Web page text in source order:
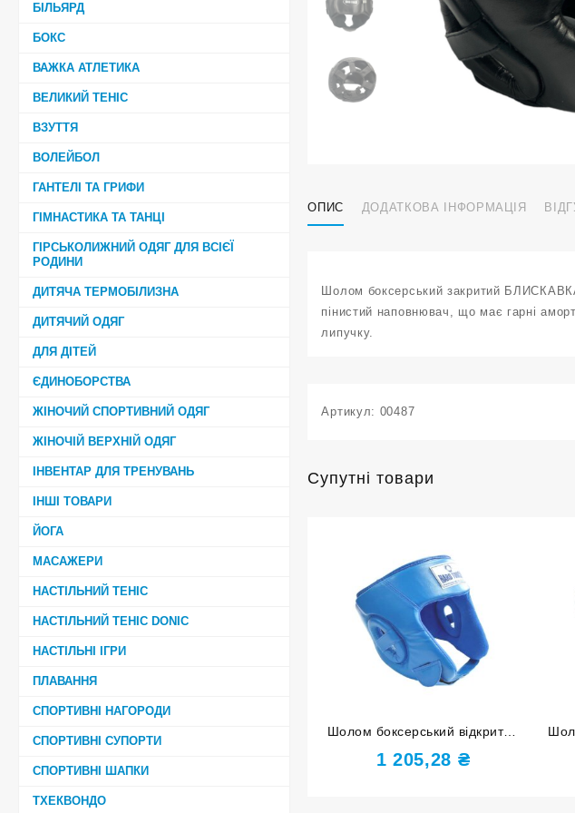
БІЛЬЯРД
БОКС
ВАЖКА АТЛЕТИКА
ВЕЛИКИЙ ТЕНІС
ВЗУТТЯ
ВОЛЕЙБОЛ
ГАНТЕЛІ ТА ГРИФИ
ГІМНАСТИКА ТА ТАНЦІ
ГІРСЬКОЛИЖНИЙ ОДЯГ ДЛЯ ВСІЄЇ
РОДИНИ
ДИТЯЧА ТЕРМОБІЛИЗНА
ДИТЯЧИЙ ОДЯГ
ДЛЯ ДІТЕЙ
ЄДИНОБОРСТВА
ЖІНОЧИЙ СПОРТИВНИЙ ОДЯГ
ЖІНОЧІЙ ВЕРХНІЙ ОДЯГ
ІНВЕНТАР ДЛЯ ТРЕНУВАНЬ
ІНШІ ТОВАРИ
ЙОГА
МАСАЖЕРИ
НАСТІЛЬНИЙ ТЕНІС
НАСТІЛЬНИЙ ТЕНІС DONIC
НАСТІЛЬНІ ІГРИ
ПЛАВАННЯ
СПОРТИВНІ НАГОРОДИ
СПОРТИВНІ СУПОРТИ
СПОРТИВНІ ШАПКИ
ТХЕКВОНДО
ОПИС ДОДАТКОВА ІНФОРМАЦІЯ
Шолом боксерський закритий БЛИСКАВКА
пінистий наповнювач, що має гарні
липучку.
Артикул: 00487
Супутні товари
Шолом боксерський відкритий
HARD TOUCH PU синій S
1 205,28 ₴